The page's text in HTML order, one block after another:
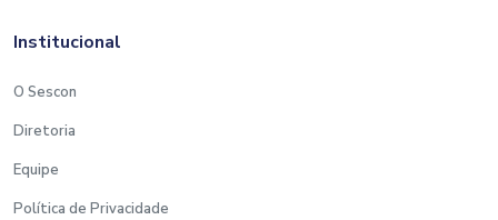
Institucional
O Sescon
Diretoria
Equipe
Política de Privacidade